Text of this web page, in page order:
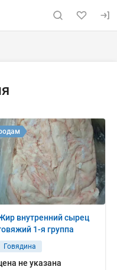
meatinfo.ru
внутренний сырец
1-я группа
Говядина
не указана